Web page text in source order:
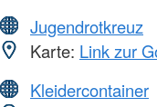
Jugendrotkreuz
Karte: Link zur
Kleidercontainer